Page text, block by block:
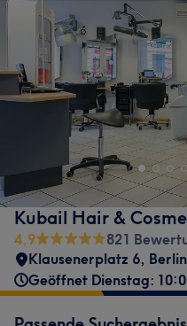
Kubail Hair &
4,9
821
Klausenerplatz 6,
Geöffnet Dienstag: